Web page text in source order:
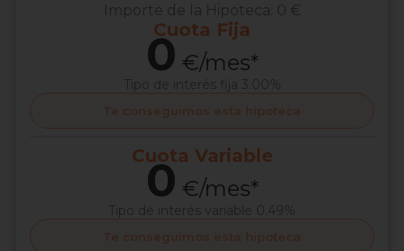
Importe de la Hipoteca: 0 €
Cuota Fija
0 €/mes*
Tipo de interés fija 3.00%
Te conseguimos esta hipoteca
Cuota Variable
0 €/mes*
Tipo de interés variable 0.49%
Te conseguimos esta hipoteca